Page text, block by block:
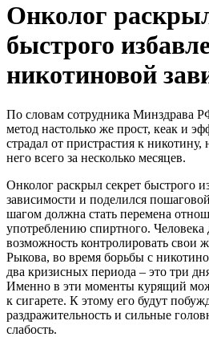
Онколог
быстрого
никотиновой
По словам сотрудника Минздрава
метод настолько же прост, кеак и
страдал от пристрастия к никотину,
него всего за несколько месяцев.
Онколог раскрыл секрет быстрого
зависимости и поделился
шагом должна стать перемена
употреблению спиртного. Человека
возможность контролировать свои
Рыкова, во время борьбы с
два кризисных периода – это три
Именно в эти моменты курящий
к сигарете. К этому его будут
раздражительность и сильные
слабость.